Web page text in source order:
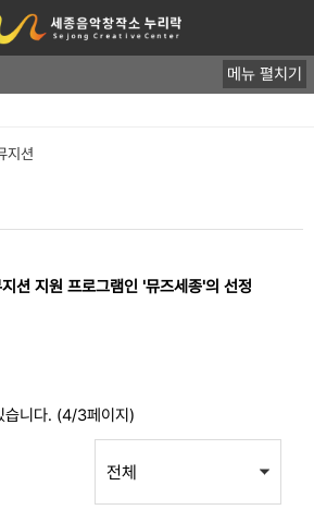
메뉴 펼치기
지션
션 지원 프로그램인 '뮤즈세종'의 선정
습니다. (4/3페이지)